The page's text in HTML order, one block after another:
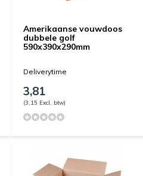
Amerikaanse vouwdoos
dubbele golf
590x390x290mm
Deliverytime
3,81
(3,15 Excl. btw)